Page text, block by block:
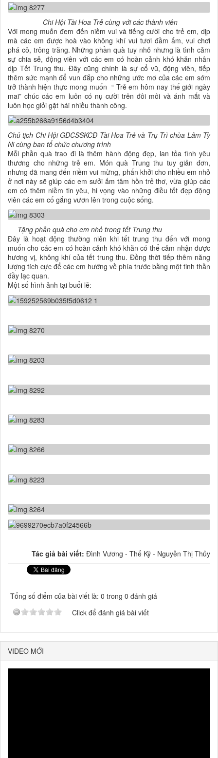
Chi Hội Tài Hoa Trẻ cùng với các thành viên
Với mong muốn đem đến niềm vui và tiếng cười cho trẻ em, dịp
mà các em được hoà vào không khí vui tươi đầm ấm, vui chơi
phá cỗ, trông trăng. Những phần quà tuy nhỏ nhưng là tình cảm
sự chia sẻ, động viên với các em có hoàn cảnh khó khăn nhân
dịp Tết Trung thu. Đây cũng chính là sự cổ vũ, động viên, tiếp
thêm sức mạnh để vun đắp cho những ước mơ của các em sớm
trở thành hiện thực mong muốn “ Trẻ em hôm nay thế giới ngày
mai” chúc các em luôn có nụ cười trên đôi môi và ánh mắt và
luôn học giỏi gặt hái nhiều thành công.
Chủ tịch Chi Hội GDCSSKCĐ Tài Hoa Trẻ và Trụ Trì chùa Lâm Tỳ
Ni cùng ban tổ chức chương trình
Mỗi phần quà trao đi là thêm hành động đẹp, lan tỏa tình yêu
thương cho những trẻ em. Món quà Trung thu tuy giản đơn,
nhưng đã mang đến niềm vui mừng, phấn khởi cho nhiều em nhỏ
ở nơi này sẽ giúp các em sưởi ấm tâm hồn trẻ thơ, vừa giúp các
em có thêm niềm tin yêu, hi vọng vào những điều tốt đẹp động
viên các em cố gắng vươn lên trong cuộc sống.
Tặng phần quà cho em nhỏ trong tết Trung thu
Đây là hoạt động thường niên khi tết trung thu đến với mong
muốn cho các em có hoàn cảnh khó khăn có thể cảm nhận được
hương vị, không khí của tết trung thu. Đồng thời tiếp thêm năng
lượng tích cực để các em hướng về phía trước bằng một tinh thần
đầy lạc quan.
Một số hình ảnh tại buổi lễ:
Tác giả bài viết: Đình Vương - Thế Kỹ - Nguyễn Thị Thủy
Tổng số điểm của bài viết là: 0 trong 0 đánh giá
Click để đánh giá bài viết
VIDEO MỚI